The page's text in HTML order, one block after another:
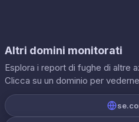
Altri domini monitorati
Esplora i report di fughe di altre
Clicca su un dominio per